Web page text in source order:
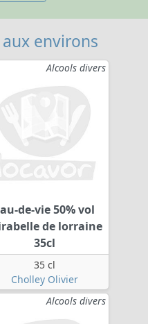
environs
Alcools divers
de-vie 50% vol
de lorraine
35cl
35 cl
Cholley Olivier
Alcools divers